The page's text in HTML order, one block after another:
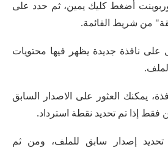
أضغط كليك يمين، ثم حدد على
من شريط القائمة.
نافذة جديدة يظهر فيها محتويات
يمكنك العثور على الاصدار السابق
فقط إذا تم تحديد نقطة استرداد.
تحديد إصدار سابق للملف، ومن ثم